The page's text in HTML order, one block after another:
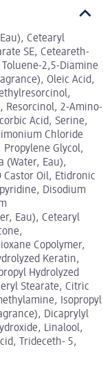
Cetearyl
SE, Ceteareth-
2,5-Diamine
Oleic Acid,
Resorcinol, 2-Amino-
Acid, Serine,
Chloride
Glycol,
(Water, Eau),
Castor Oil, Etidronic
Disodium
Eau), Cetearyl
Copolymer,
Keratin,
Hydrolyzed
Stearate, Citric
Isopropyl
Dicaprylyl
Linalool,
Trideceth- 5,